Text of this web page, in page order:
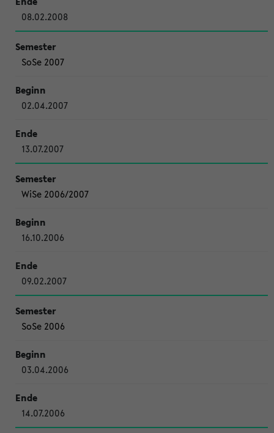
08.02.2008
SoSe 2007
02.04.2007
13.07.2007
WiSe 2006/2007
16.10.2006
09.02.2007
SoSe 2006
03.04.2006
14.07.2006